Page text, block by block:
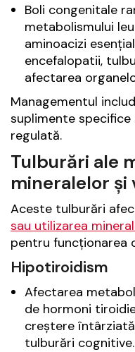
Boli congenitale
metabolismului
aminoacizi
encefalopatii,
afectarea
Managementul
suplimente
regulată.
Tulburări ale
mineralelor și
Aceste tulburări
sau utilizarea
pentru funcționarea
Hipotiroidism
Afectarea
de hormoni
creștere
tulburări cognitive.